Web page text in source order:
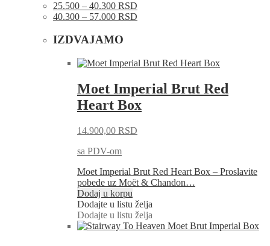
25.500 – 40.300 RSD
40.300 – 57.000 RSD
IZDVAJAMO
Moet Imperial Brut Red
Heart Box
14.900,00 RSD
sa PDV-om
Moet Imperial Brut Red Heart Box – Proslavite
pobede uz Moët & Chandon…
Dodaj u korpu
Dodajte u listu želja
Dodajte u listu želja